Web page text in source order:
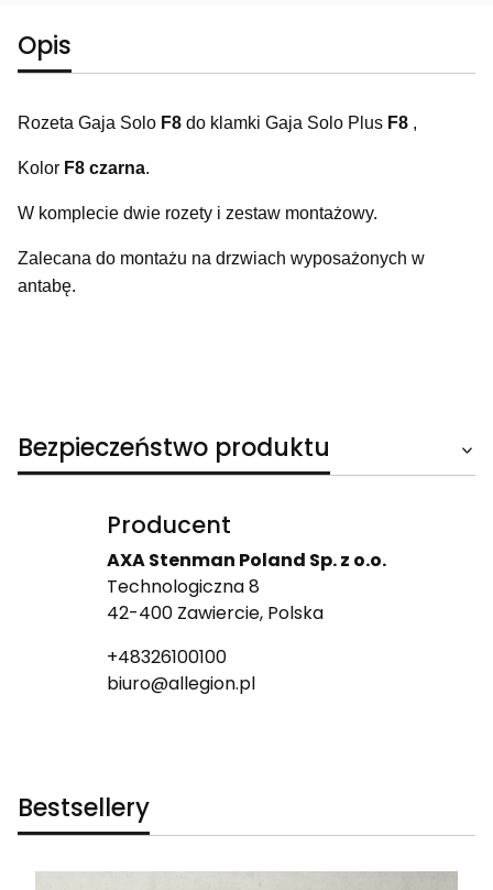
Opis
Rozeta Gaja Solo F8 do klamki Gaja Solo Plus F8 ,
Kolor F8 czarna.
W komplecie dwie rozety i zestaw montażowy.
Zalecana do montażu na drzwiach wyposażonych w
antabę.
Bezpieczeństwo produktu
Producent
AXA Stenman Poland Sp. z o.o.
Technologiczna 8
42-400 Zawiercie, Polska
+48326100100
biuro@allegion.pl
Bestsellery